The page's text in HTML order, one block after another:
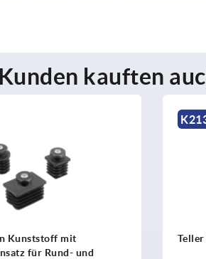
kauften
Kunststoff mit
für Rund- und
Teller